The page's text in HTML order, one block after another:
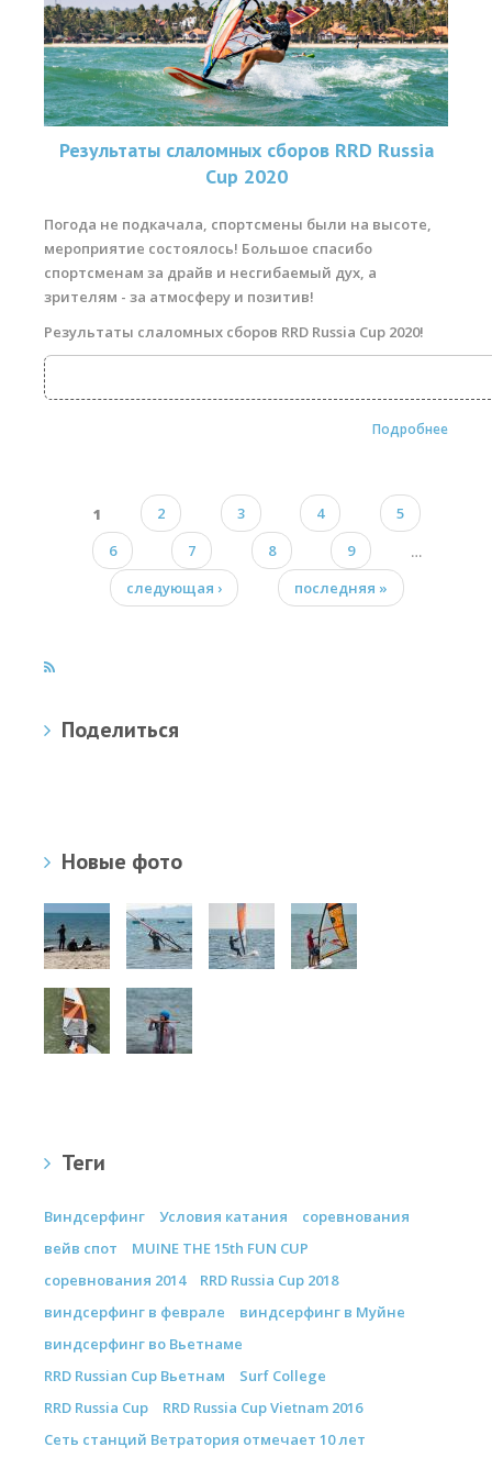
Результаты слаломных сборов RRD Russia
Cup 2020
Погода не подкачала, спортсмены были на высоте,
мероприятие состоялось! Большое спасибо
спортсменам за драйв и несгибаемый дух, а
зрителям - за атмосферу и позитив!
Результаты слаломных сборов RRD Russia Cup 2020!
Подробнее
Страницы
1 2 3 4
5
6
7 8 9
…
следующая ›
последняя »
Поделиться
Новые фото
Теги
Виндсерфинг Условия катания
соревнования
вейв спот
MUINE THE 15th FUN CUP
соревнования 2014
RRD Russia Cup 2018
виндсерфинг в феврале
виндсерфинг в Муйне
виндсерфинг во Вьетнаме
RRD Russian Cup Вьетнам
Surf College
RRD Russia Cup
RRD Russia Cup Vietnam 2016
Сеть станций Ветратория отмечает 10 лет